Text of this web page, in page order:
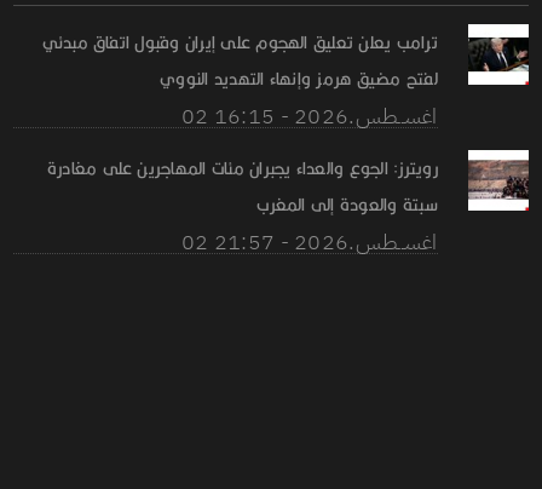
ترامب يعلن تعليق الهجوم على إيران وقبول اتفاق مبدئي
لفتح مضيق هرمز وإنهاء التهديد النووي
02 اغســطس.2026 - 16:15
رويترز: الجوع والعداء يجبران مئات المهاجرين على مغادرة
سبتة والعودة إلى المغرب
02 اغســطس.2026 - 21:57